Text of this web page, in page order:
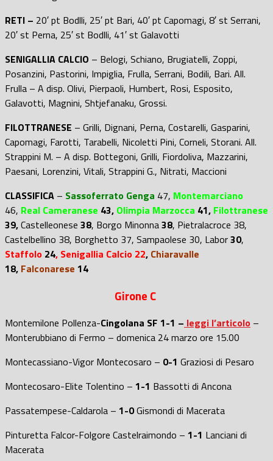
RETI – 20′ pt Bodlli, 25′ pt Bari, 40′ pt Capomagi, 8′ st Serrani,
20′ st Perna, 25′ st Bodlli, 41′ st Galavotti
SENIGALLIA CALCIO – Belogi, Schiano, Brugiatelli, Zoppi,
Posanzini, Pastorini, Impiglia, Frulla, Serrani, Bodili, Bari. All.
Frulla – A disp. Olivi, Pierpaoli, Humbert, Rosi, Esposito,
Galavotti, Magnini, Shtjefanaku, Grossi.
FILOTTRANESE – Grilli, Dignani, Perna, Costarelli, Gasparini,
Capomagi, Farotti, Tarabelli, Nicoletti Pini, Corneli, Storani. All.
Strappini M. – A disp. Bottegoni, Grilli, Fiordoliva, Mazzarini,
Paesani, Lorenzini, Vitali, Strappini G., Nitrati, Maccioni
CLASSIFICA – Sassoferrato Genga 47, Montemarciano
46, Real Cameranese 43, Olimpia Marzocca 41, Filottranese
39,Castelleonese 38, Borgo Minonna38, Pietralacroce 38,
Castelbellino 38, Borghetto 37, Sampaolese 30, Labor30,
Staffolo 24, Senigallia Calcio 22, Chiaravalle
18, Falconarese 14
Girone C
Montemilone Pollenza-Cingolana SF 1-1 – leggi l’articolo –
Monterubbiano di Fermo – domenica 24 marzo ore 15.00
Montecassiano-Vigor Montecosaro – 0-1 Graziosi di Pesaro
Montecosaro-Elite Tolentino – 1-1 Bassotti di Ancona
Passatempese-Caldarola – 1-0Gismondi di Macerata
Pinturetta Falcor-Folgore Castelraimondo – 1-1 Lanciani di
Macerata